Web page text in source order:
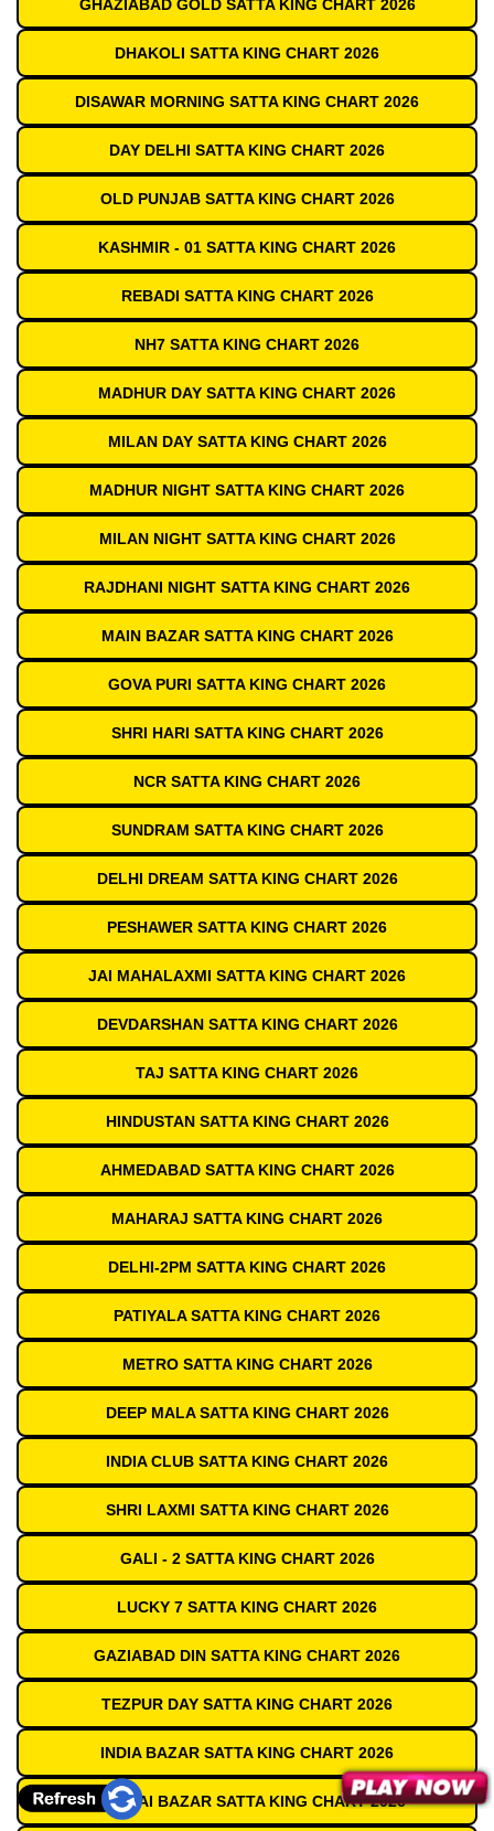
GHAZIABAD GOLD SATTA KING CHART 2026
DHAKOLI SATTA KING CHART 2026
DISAWAR MORNING SATTA KING CHART 2026
DAY DELHI SATTA KING CHART 2026
OLD PUNJAB SATTA KING CHART 2026
KASHMIR - 01 SATTA KING CHART 2026
REBADI SATTA KING CHART 2026
NH7 SATTA KING CHART 2026
MADHUR DAY SATTA KING CHART 2026
MILAN DAY SATTA KING CHART 2026
MADHUR NIGHT SATTA KING CHART 2026
MILAN NIGHT SATTA KING CHART 2026
RAJDHANI NIGHT SATTA KING CHART 2026
MAIN BAZAR SATTA KING CHART 2026
GOVA PURI SATTA KING CHART 2026
SHRI HARI SATTA KING CHART 2026
NCR SATTA KING CHART 2026
SUNDRAM SATTA KING CHART 2026
DELHI DREAM SATTA KING CHART 2026
PESHAWER SATTA KING CHART 2026
JAI MAHALAXMI SATTA KING CHART 2026
DEVDARSHAN SATTA KING CHART 2026
TAJ SATTA KING CHART 2026
HINDUSTAN SATTA KING CHART 2026
AHMEDABAD SATTA KING CHART 2026
MAHARAJ SATTA KING CHART 2026
DELHI-2PM SATTA KING CHART 2026
PATIYALA SATTA KING CHART 2026
METRO SATTA KING CHART 2026
DEEP MALA SATTA KING CHART 2026
INDIA CLUB SATTA KING CHART 2026
SHRI LAXMI SATTA KING CHART 2026
GALI - 2 SATTA KING CHART 2026
LUCKY 7 SATTA KING CHART 2026
GAZIABAD DIN SATTA KING CHART 2026
TEZPUR DAY SATTA KING CHART 2026
INDIA BAZAR SATTA KING CHART 2026
MUMBAI BAZAR SATTA KING CHART 2026